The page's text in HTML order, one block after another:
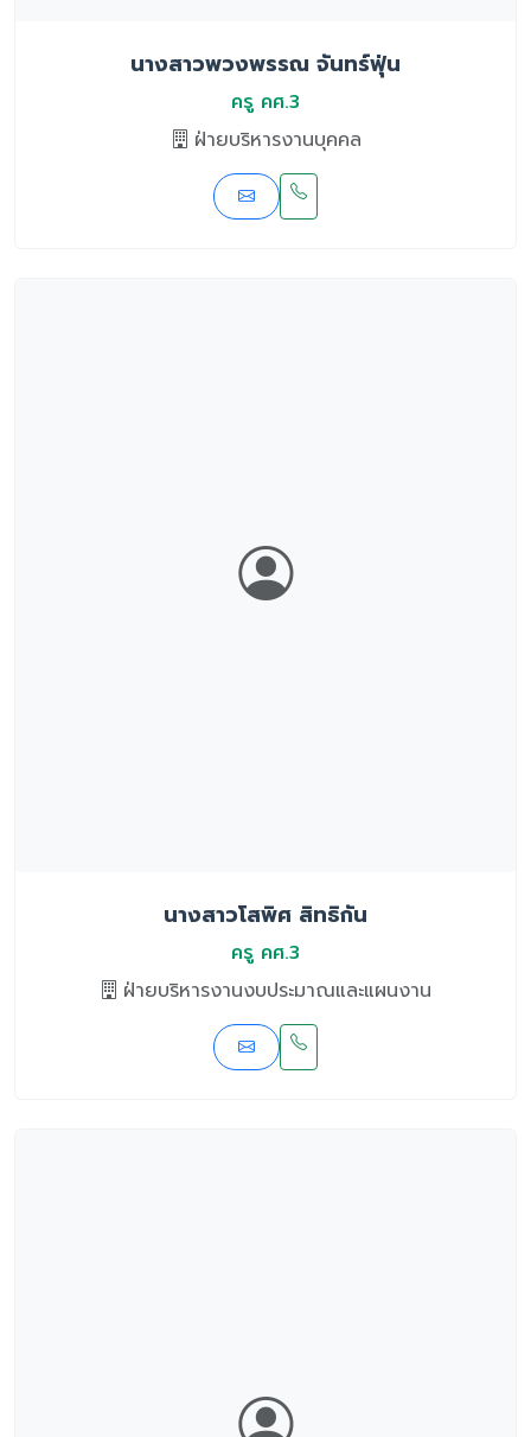
นางสาวพวงพรรณ จันทร์ฟุ่น
ครู คศ.3
ฝ่ายบริหารงานบุคคล
นางสาวโสพิศ สิทธิกัน
ครู คศ.3
ฝ่ายบริหารงานงบประมาณและแผนงาน